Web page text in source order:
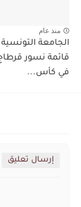
منذ عام
الجامعة
قائمة نسور
في كأس...
إرسال تعليق